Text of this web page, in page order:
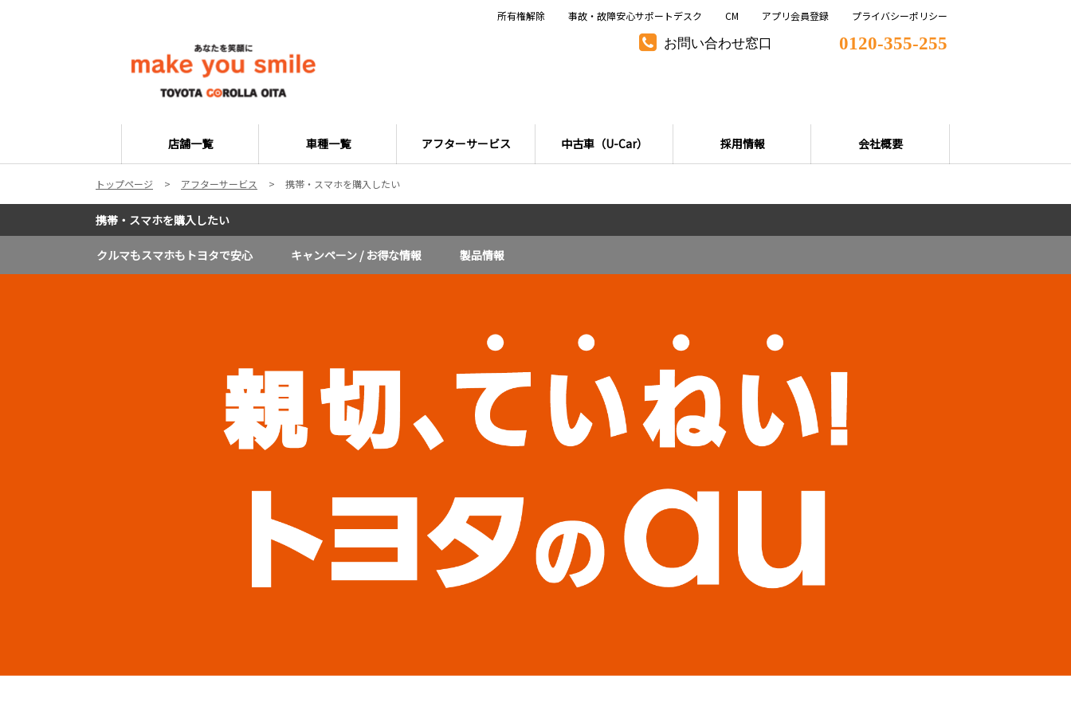
お問い合わせ窓口 0120-355-255
店舗一覧 車種一覧 アフターサービス 中古車（U-Car） 採用情報 会社概要
所有権解除 事故・故障安心サポートデスク CM アプリ会員登録 プライバシーポリシー
トップページ アフターサービス 携帯・スマホを購入したい
携帯・スマホを購入したい
クルマもスマホもトヨタで安心 キャンペーン / お得な情報 製品情報